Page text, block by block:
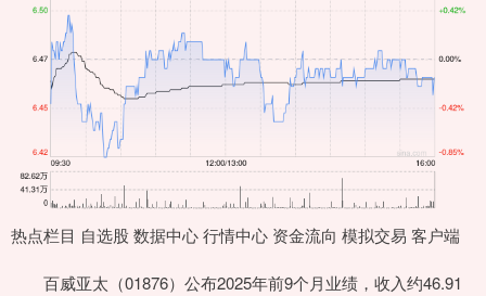
热点栏目 自选股 数据中心 行情中心 资金流向 模拟交易 客户端
百威亚太（01876）公布2025年前9个月业绩，收入约46.91